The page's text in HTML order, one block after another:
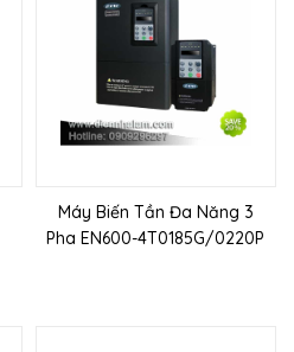
Máy Biến Tần Đa Năng 3
Pha EN600-4T0185G/0220P